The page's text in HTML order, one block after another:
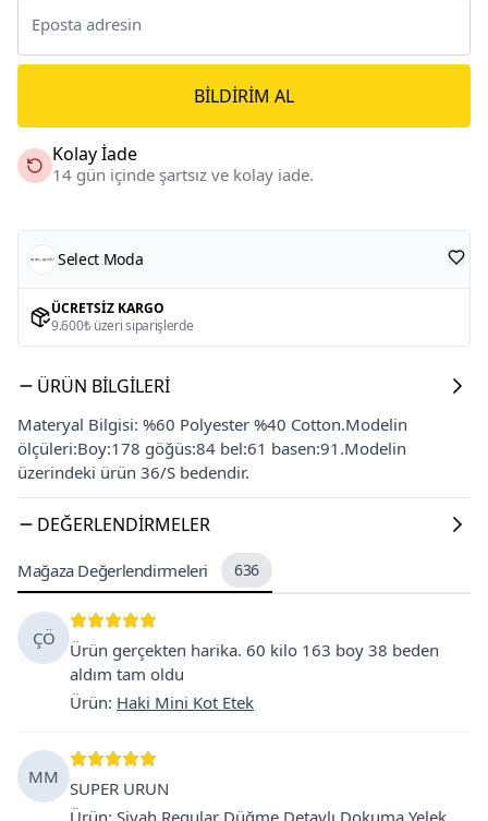
BILDIRIM AL
Kolay İade
14 gün içinde şartsız ve kolay iade.
Select Moda
ÜCRETSIZ KARGO
9.600₺ üzeri siparişlerde
ÜRÜN BILGILERI
Materyal Bilgisi: %60 Polyester %40 Cotton.Modelin
ölçüleri:Boy:178 göğüs:84 bel:61 basen:91.Modelin
üzerindeki ürün 36/S bedendir.
DEĞERLENDIRMELER
Mağaza Değerlendirmeleri 636
ÇÖ
Ürün gerçekten harika. 60 kilo 163 boy 38 beden
aldım tam oldu
Ürün: Haki Mini Kot Etek
MM
SUPER URUN
Ürün: Siyah Regular Düğme Detaylı Dokuma Yelek